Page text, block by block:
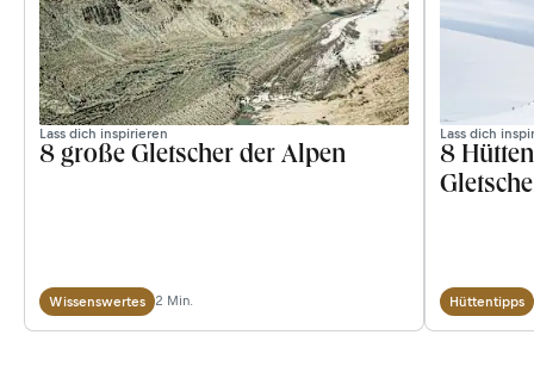
Lass dich inspirieren
8 große Gletscher der Alpen
Wissenswertes 2 Min.
Lass dich
8
Hüttentipps